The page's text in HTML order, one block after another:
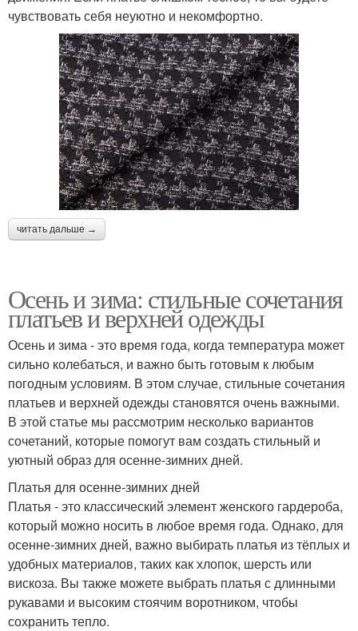
чувствовать себя неуютно и некомфортно.
читать дальше →
Осень и зима: стильные сочетания
платьев и верхней одежды
Осень и зима - это время года, когда температура может
сильно колебаться, и важно быть готовым к любым
погодным условиям. В этом случае, стильные сочетания
платьев и верхней одежды становятся очень важными.
В этой статье мы рассмотрим несколько вариантов
сочетаний, которые помогут вам создать стильный и
уютный образ для осенне-зимних дней.
Платья для осенне-зимних дней
Платья - это классический элемент женского гардероба,
который можно носить в любое время года. Однако, для
осенне-зимних дней, важно выбирать платья из тёплых и
удобных материалов, таких как хлопок, шерсть или
вискоза. Вы также можете выбрать платья с длинными
рукавами и высоким стоячим воротником, чтобы
сохранить тепло.